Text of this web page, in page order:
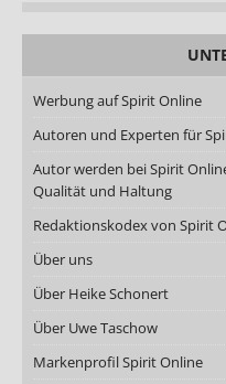
Werbung auf Spirit Online
Autoren und Experten für
Autor werden bei Spirit
Qualität und Haltung
Redaktionskodex von Spirit
Über uns
Über Heike Schonert
Über Uwe Taschow
Markenprofil Spirit Online